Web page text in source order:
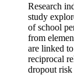
Research
study
of school
from
are linked
reciprocal
dropout risk